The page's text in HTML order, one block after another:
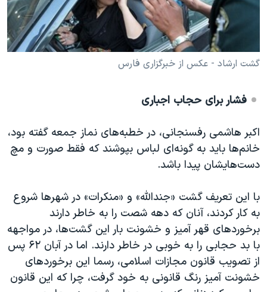
گشت ارشاد - عکس از خبرگزاری فارس
فشار برای حجاب اجباری
اکبر هاشمی رفسنجانی، در خطبه‌های نماز جمعه گفته بود،
خانم‌ها باید به گونه‌ای لباس بپوشند که فقط صورت و مچ
دست‌هایشان پیدا باشد.
با این تعریف گشت «جندالله» و «منکرات» در شهرها شروع
به کار کردند، آنان که دهه شصت را به خاطر دارند
برخوردهای قهر آمیز و خشونت بار این گشت‌ها، در مواجهه
با بد حجابی را به خوبی در خاطر دارند. اما در آبان ۶۲ پس
از تصویب قانون مجازات اسلامی، رسما این برخوردهای
خشونت آمیز رنگ قانونی به خود گرفت، چرا که این قانون